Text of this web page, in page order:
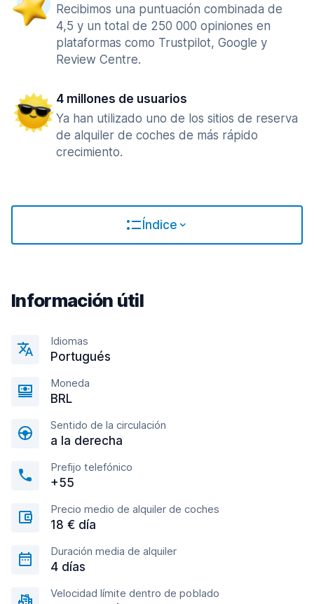
Recibimos una puntuación combinada de
4,5 y un total de 250 000 opiniones en
plataformas como Trustpilot, Google y
Review Centre.
4 millones de usuarios
Ya han utilizado uno de los sitios de reserva
de alquiler de coches de más rápido
crecimiento.
Índice
Información útil
Idiomas
Portugués
Moneda
BRL
Sentido de la circulación
a la derecha
Prefijo telefónico
+55
Precio medio de alquiler de coches
18 € día
Duración media de alquiler
4 días
Velocidad límite dentro de poblado